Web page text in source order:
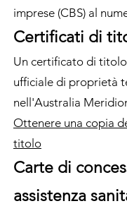
imprese (CBS) al
Certificati di
Un certificato di
ufficiale di proprietà
nell'Australia
Ottenere una copia
titolo
Carte di
assistenza